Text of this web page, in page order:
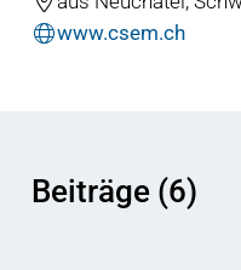
www.csem.ch
Beiträge (6)